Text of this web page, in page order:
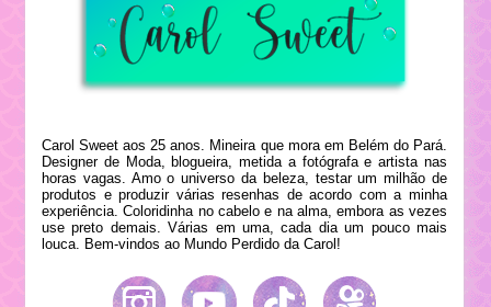
Carol Sweet aos 25 anos. Mineira que mora em Belém do Pará.
Designer de Moda, blogueira, metida a fotógrafa e artista nas
horas vagas. Amo o universo da beleza, testar um milhão de
produtos e produzir várias resenhas de acordo com a minha
experiência. Coloridinha no cabelo e na alma, embora as vezes
use preto demais. Várias em uma, cada dia um pouco mais
louca. Bem-vindos ao Mundo Perdido da Carol!